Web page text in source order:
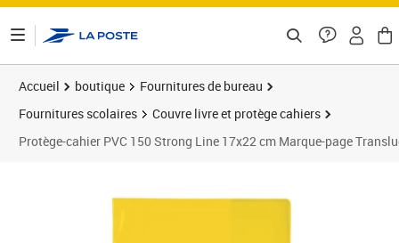
Accueil boutique
Fournitures de bureau
Fournitures scolaires
Couvre livre et protège cahiers
Protège-cahier PVC 150 Strong Line 17x22 cm Marque-page